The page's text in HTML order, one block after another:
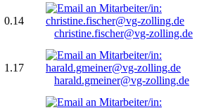
0.14
christine.fischer@vg-zolling.de
1.17
harald.gmeiner@vg-zolling.de